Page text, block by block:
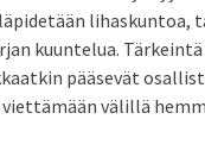
lihaskuntoa,
kuuntelua.
pääsevät
välillä